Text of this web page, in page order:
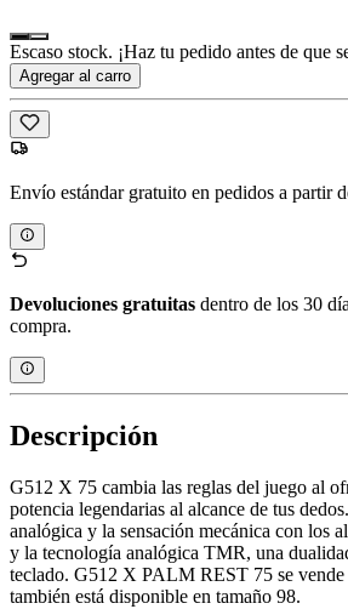
Escaso stock. ¡Haz tu pedido antes de que
Agregar al carro
Envío estándar gratuito en pedidos a partir
Devoluciones gratuitas dentro de los 30
compra.
Descripción
G512 X 75 cambia las reglas del juego al
potencia legendarias al alcance de tus
analógica y la sensación mecánica con los
y la tecnología analógica TMR, una
teclado. G512 X PALM REST 75 se
también está disponible en tamaño 98.